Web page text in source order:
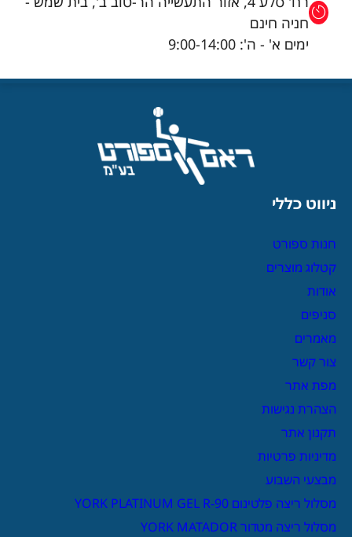
חניה חינם
ימים א' - ה': 9:00-14:00
ניווט כללי
חנות ספורט
קטלוג מוצרים
אודות
סניפים
מאמרים
צור קשר
מפת אתר
הצהרת נגישות
תקנון אתר
מדיניות פרטיות
מבצעי השבוע
מסלול ריצה פלטינום YORK PLATINUM GEL R-90
מסלול ריצה מטדור YORK MATADOR